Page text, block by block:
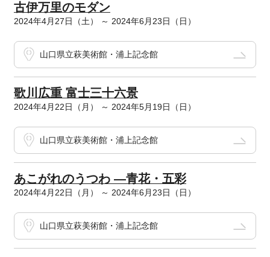
古伊万里のモダン
2024年4月27日（土） ～ 2024年6月23日（日）
山口県立萩美術館・浦上記念館
歌川広重 富士三十六景
2024年4月22日（月） ～ 2024年5月19日（日）
山口県立萩美術館・浦上記念館
あこがれのうつわ ―青花・五彩
2024年4月22日（月） ～ 2024年6月23日（日）
山口県立萩美術館・浦上記念館